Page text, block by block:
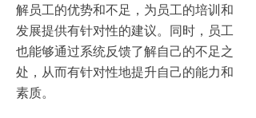
解员工的优势和不足，为员工的培训和
发展提供有针对性的建议。同时，员工
也能够通过系统反馈了解自己的不足之
处，从而有针对性地提升自己的能力和
素质。